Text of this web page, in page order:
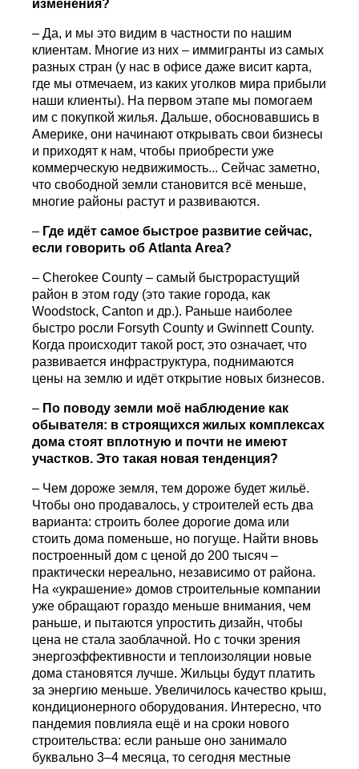
изменения?
– Да, и мы это видим в частности по нашим
клиентам. Многие из них – иммигранты из самых
разных стран (у нас в офисе даже висит карта,
где мы отмечаем, из каких уголков мира прибыли
наши клиенты). На первом этапе мы помогаем
им с покупкой жилья. Дальше, обосновавшись в
Америке, они начинают открывать свои бизнесы
и приходят к нам, чтобы приобрести уже
коммерческую недвижимость... Сейчас заметно,
что свободной земли становится всё меньше,
многие районы растут и развиваются.
– Где идёт самое быстрое развитие сейчас,
если говорить обAtlanta Area?
– Cherokee County – самый быстрорастущий
район в этом году (это такие города, как
Woodstock, Canton и др.). Раньше наиболее
быстро росли Forsyth County и Gwinnett County.
Когда происходит такой рост, это означает, что
развивается инфраструктура, поднимаются
цены на землю и идёт открытие новых бизнесов.
– По поводу земли моё наблюдение как
обывателя: в строящихся жилых комплексах
дома стоят вплотную и почти не имеют
участков. Это такая новая тенденция?
– Чем дороже земля, тем дороже будет жильё.
Чтобы оно продавалось, у строителей есть два
варианта: строить более дорогие дома или
стоить дома поменьше, но погуще. Найти вновь
построенный дом с ценой до 200 тысяч –
практически нереально, независимо от района.
На «украшение» домов строительные компании
уже обращают гораздо меньше внимания, чем
раньше, и пытаются упростить дизайн, чтобы
цена не стала заоблачной. Но с точки зрения
энергоэффективности и теплоизоляции новые
дома становятся лучше. Жильцы будут платить
за энергию меньше. Увеличилось качество крыш,
кондиционерного оборудования. Интересно, что
пандемия повлияла ещё и на сроки нового
строительства: если раньше оно занимало
буквально 3–4 месяца, то сегодня местные